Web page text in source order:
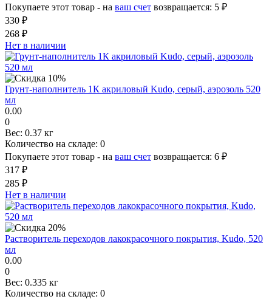
Покупаете этот товар - на ваш счет возвращается: 5 ₽
330 ₽
268 ₽
Нет в наличии
Грунт-наполнитель 1К акриловый Kudo, серый, аэрозоль 520
мл
0.00
0
Вес: 0.37 кг
Количество на складе: 0
Покупаете этот товар - на ваш счет возвращается: 6 ₽
317 ₽
285 ₽
Нет в наличии
Растворитель переходов лакокрасочного покрытия, Kudo, 520
мл
0.00
0
Вес: 0.335 кг
Количество на складе: 0